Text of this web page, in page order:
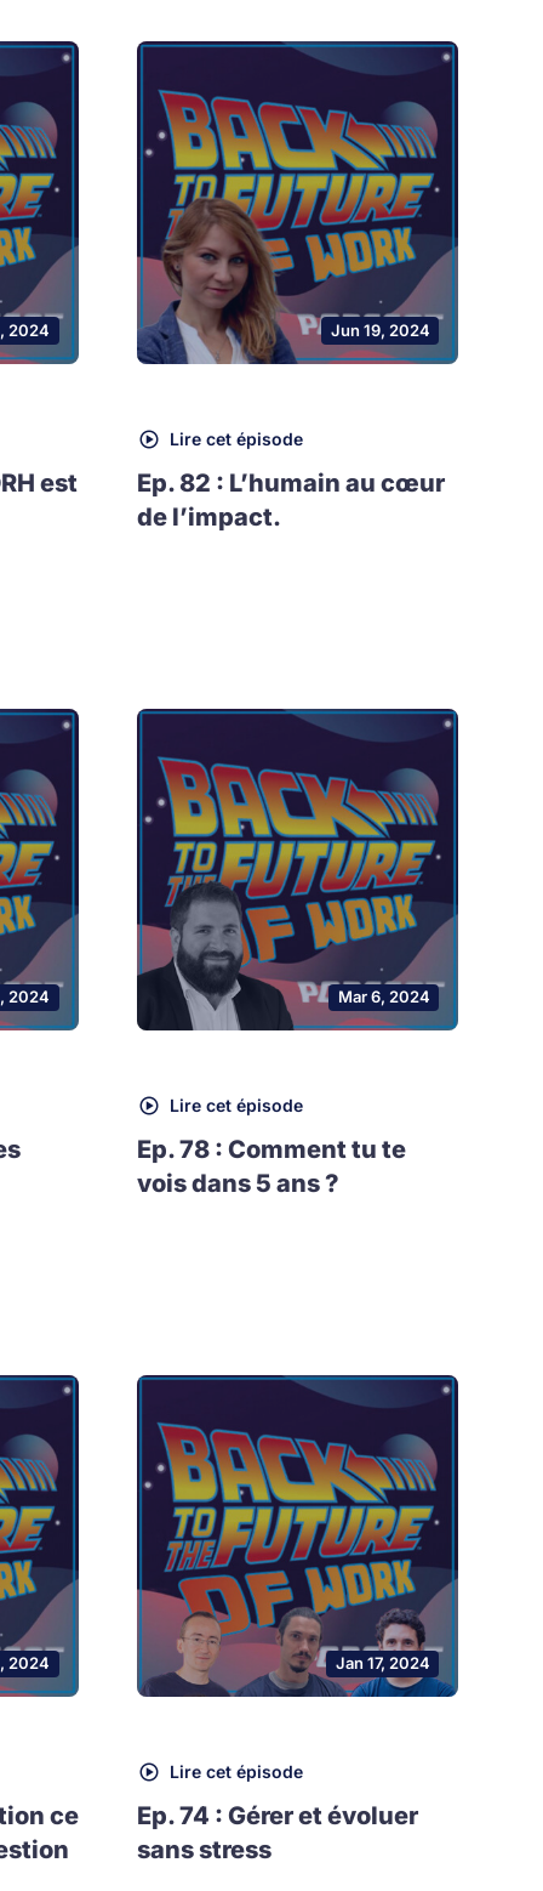
2024
est
Jun 19, 2024
Lire cet épisode
Ep. 82 : L’humain au cœur
de l’impact.
2024 Mar 6, 2024
Lire cet épisode
Ep. 78 : Comment tu te
vois dans 5 ans ?
2024
ce
Jan 17, 2024
Lire cet épisode
Ep. 74 : Gérer et évoluer
sans stress